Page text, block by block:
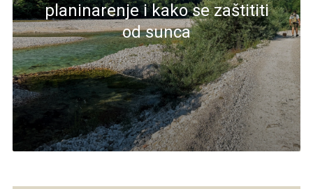
planinarenje i kako se zaštititi
od sunca